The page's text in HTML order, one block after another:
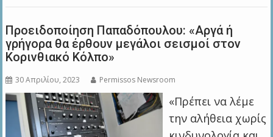
Προειδοποίηση Παπαδόπουλου: «Αργά ή
γρήγορα θα έρθουν μεγάλοι σεισμοί στον
Κορινθιακό Κόλπο»
30 Απριλίου, 2023 Permissos Newsroom
«Πρέπει να λέμε
την αλήθεια χωρίς